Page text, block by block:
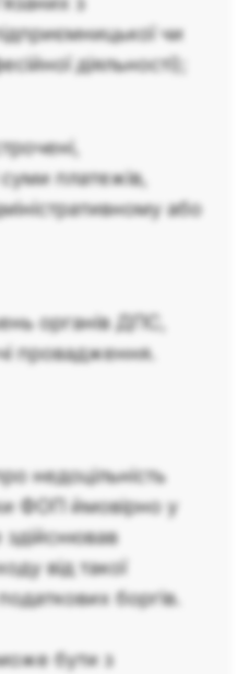
чи
діяльності);
платежів,
або
органів ДПС,
провадження.
недоцільність
ФОП ймовірно у
здійснював
від такої
боргів.
бути з